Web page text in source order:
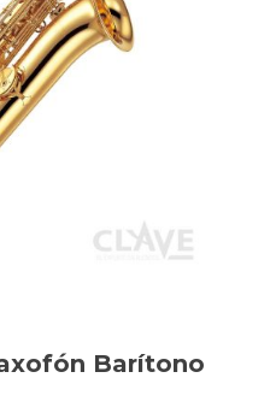
Barítono